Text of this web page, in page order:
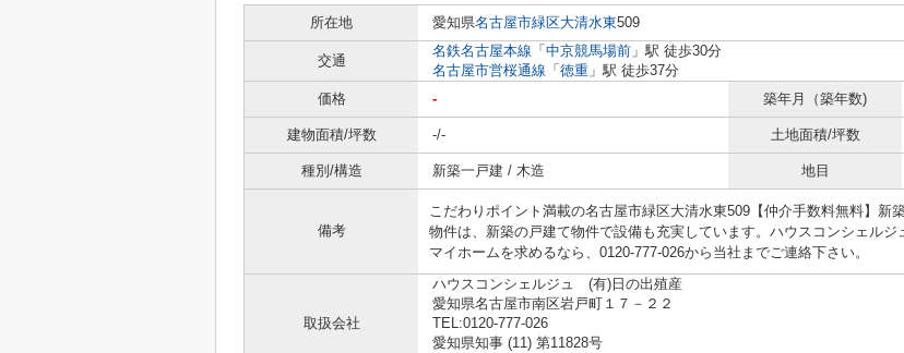
所在地
愛知県名古屋市緑区大清水東509
交通
名鉄名古屋本線 「 中京競馬場前 」駅 徒歩30分
名古屋市営桜通線 「 徳重 」駅 徒歩37分
価格
- 築年月（築年数)
建物面積/坪数 -/- 土地面積/坪数
種別/構造 新築一戸建 / 木造 地目
備考
こだわりポイント満載の名古屋市緑区大清水東509【仲介手数料無料】新
物件は、新築の戸建て物件で設備も充実しています。ハウスコンシェルジ
マイホームを求めるなら、0120-777-026から当社までご連絡下さい。
取扱会社
ハウスコンシェルジュ (有)日の出殖産
愛知県名古屋市南区岩戸町１７－２２
TEL:0120-777-026
愛知県知事 (11) 第11828号